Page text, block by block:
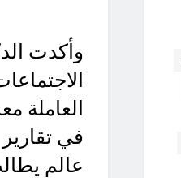
وأكدت
العاملة
في تقارير
عالم